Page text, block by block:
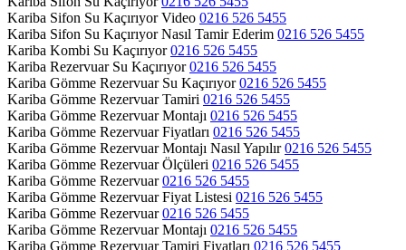
Kariba Sifon Su Kaçırıyor Video 0216 526 5455
Kariba Sifon Su Kaçırıyor Nasıl Tamir Ederim 0216 526 5455
Kariba Kombi Su Kaçırıyor0216 526 5455
Kariba Rezervuar Su Kaçırıyor0216 526 5455
Kariba Gömme Rezervuar Su Kaçırıyor0216 526 5455
Kariba Gömme Rezervuar Tamiri 0216 526 5455
Kariba Gömme Rezervuar Montajı 0216 526 5455
Kariba Gömme Rezervuar Fiyatları 0216 526 5455
Kariba Gömme Rezervuar Montajı Nasıl Yapılır0216 526 5455
Kariba Gömme Rezervuar Ölçüleri 0216 526 5455
Kariba Gömme Rezervuar0216 526 5455
Kariba Gömme Rezervuar Fiyat Listesi 0216 526 5455
Kariba Gömme Rezervuar0216 526 5455
Kariba Gömme Rezervuar Montajı 0216 526 5455
Kariba Gömme Rezervuar Tamiri Fiyatları 0216 526 5455